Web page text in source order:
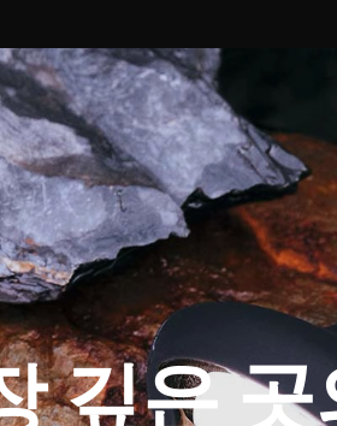
깊은